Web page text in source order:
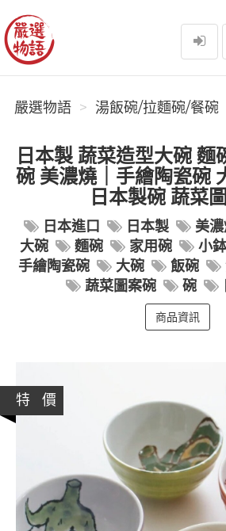
嚴選物語
嚴選物語 湯飯碗/拉麵碗/餐碗
日本製 蔬菜造型大碗 麵
碗 美濃燒｜手繪陶瓷碗
日本製碗 蔬菜
日本進口 日本製 美
大碗
麵碗 家用碗 小
手繪陶瓷碗
大碗 飯碗
蔬菜圖案碗
碗
商品資訊
特 價